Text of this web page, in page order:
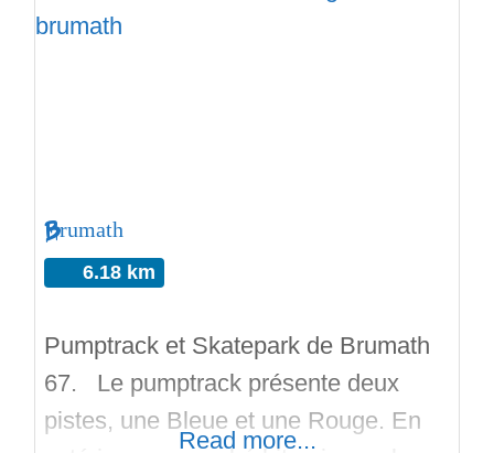
Brumath
6.18 km
Pumptrack et Skatepark de Brumath
67. Le pumptrack présente deux
pistes, une Bleue et une Rouge. En
Read more...